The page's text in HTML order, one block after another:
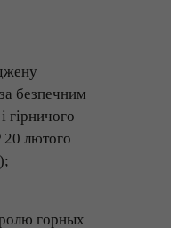
безпечним
гірничого
20 лютого
горных